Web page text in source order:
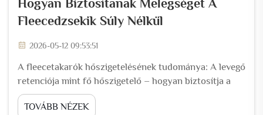
Hogyan Biztosítanak Melegséget A
Fleecedzsekik Súly Nélkül
2026-05-12 09:53:51
A fleecetakarók hőszigetelésének tudománya: A levegő
retenciója mint fő hőszigetelő – hogyan biztosítja a
fleecetakarók nyitott hurkos szerkezete a hőállóságot.
A fleecetakarók főként a nyitott hurkos poliészter
TOVÁBB NÉZEK